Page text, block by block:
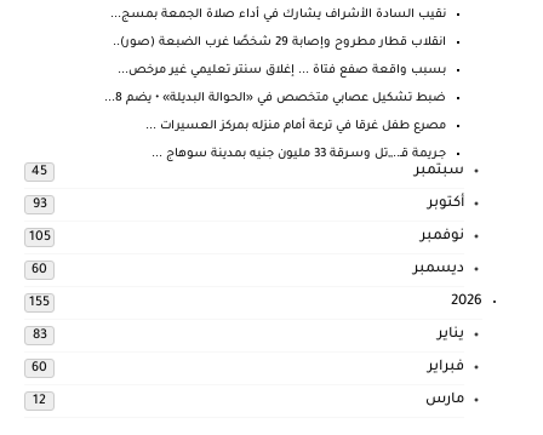
نقيب السادة الأشراف يشارك في أداء صلاة الجمعة بمسج...
انقلاب قطار مطروح وإصابة 29 شخصًا غرب الضبعة (صور)..
بسبب واقعة صفع فتاة ... إغلاق سنتر تعليمي غير مرخص...
ضبط تشكيل عصابي متخصص في «الحوالة البديلة» • يضم 8...
مصرع طفل غرقا في ترعة أمام منزله بمركز العسيرات ...
جـريمة قـ..,,تل وسـرقة 33 مليون جنيه بمدينة سوهاج ...
سبتمبر 45
أكتوبر 93
نوفمبر 105
ديسمبر 60
2026
155
يناير 83
فبراير 60
مارس 12